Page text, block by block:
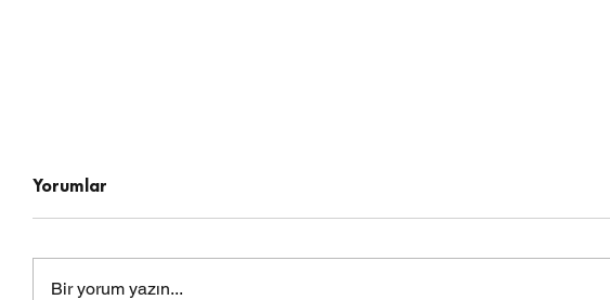
Yorumlar
Bir yorum yazın...